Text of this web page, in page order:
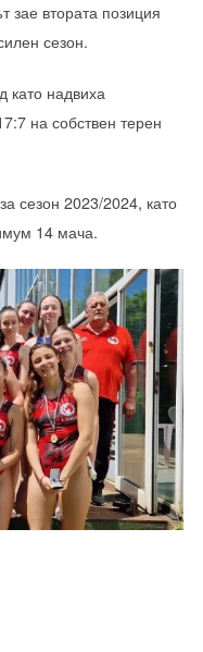
зае втората позиция
сезон.
като надвиха
на собствен терен
сезон 2023/2024, като
14 мача.